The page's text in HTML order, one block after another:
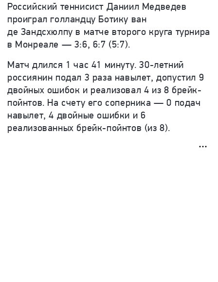
Российский теннисист Даниил Медведев
проиграл голландцу Ботику ван
де Зандсхюлпу в матче второго круга турнира
в Монреале — 3:6, 6:7 (5:7).
Матч длился 1 час 41 минуту. 30-летний
россиянин подал 3 раза навылет, допустил 9
двойных ошибок и реализовал 4 из 8 брейк-
пойнтов. На счету его соперника — 0 подач
навылет, 4 двойные ошибки и 6
реализованных брейк-пойнтов (из 8).